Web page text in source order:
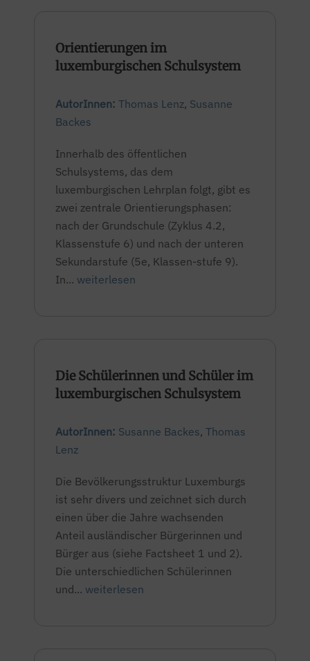
Orientierungen im
luxemburgischen Schulsystem
AutorInnen:Thomas Lenz, Susanne
Backes
Innerhalb des öffentlichen
Schulsystems, das dem
luxemburgischen Lehrplan folgt, gibt es
zwei zentrale Orientierungsphasen:
nach der Grundschule (Zyklus 4.2,
Klassenstufe 6) und nach der unteren
Sekundarstufe (5e, Klassen-stufe 9).
In... weiterlesen
Die Schülerinnen und Schüler im
luxemburgischen Schulsystem
AutorInnen: Susanne Backes,Thomas
Lenz
Die Bevölkerungsstruktur Luxemburgs
ist sehr divers und zeichnet sich durch
einen über die Jahre wachsenden
Anteil ausländischer Bürgerinnen und
Bürger aus (siehe Factsheet 1 und 2).
Die unterschiedlichen Schülerinnen
und... weiterlesen